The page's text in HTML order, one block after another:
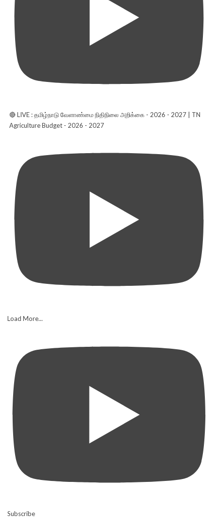
🔴 LIVE : தமிழ்நாடு வேளாண்மை நிதிநிலை அறிக்கை - 2026 - 2027 | TN
Agriculture Budget - 2026 - 2027
Load More...
Subscribe